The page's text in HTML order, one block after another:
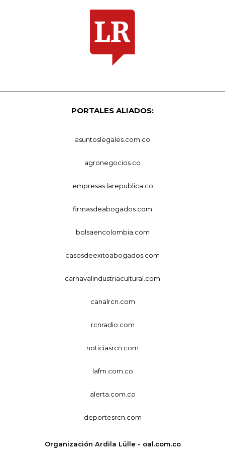
PORTALES ALIADOS:
asuntoslegales.com.co
agronegocios.co
empresas.larepublica.co
firmasdeabogados.com
bolsaencolombia.com
casosdeexitoabogados.com
carnavalindustriacultural.com
canalrcn.com
rcnradio.com
noticiasrcn.com
lafm.com.co
alerta.com.co
deportesrcn.com
Organización Ardila Lülle - oal.com.co